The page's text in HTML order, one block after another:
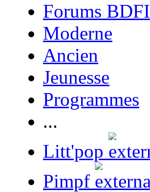
Forums BDFI
Moderne
Ancien
Jeunesse
Programmes
...
Litt'pop
Pimpf